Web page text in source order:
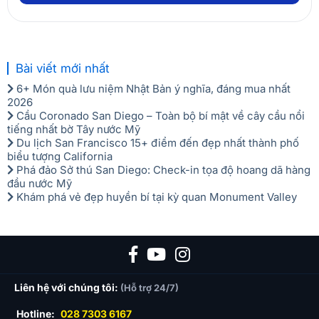
Đến đây, quý khách sẽ được chiêm ngưỡng những khoảng
khắc lộng lẫy – nước từ trên cao đổ xuống chia thành nhiều
mây bồng bềnh và tiết trời lành lạnh sẽ mang đến cho du
khách trải nghiệm thật sự thú vị.
Trẻ từ 11 tuổi trở lên, tính bằng chi phí người lớn.
Bài viết mới nhất
6+ Món quà lưu niệm Nhật Bản ý nghĩa, đáng mua nhất
2026
Cầu Coronado San Diego – Toàn bộ bí mật về cây cầu nổi
tiếng nhất bờ Tây nước Mỹ
Du lịch San Francisco 15+ điểm đến đẹp nhất thành phố
biểu tượng California
Phá đảo Sở thú San Diego: Check-in tọa độ hoang dã hàng
đầu nước Mỹ
Khám phá vẻ đẹp huyền bí tại kỳ quan Monument Valley
Liên hệ với chúng tôi: (Hỗ trợ 24/7)
Hotline: 028 7303 6167